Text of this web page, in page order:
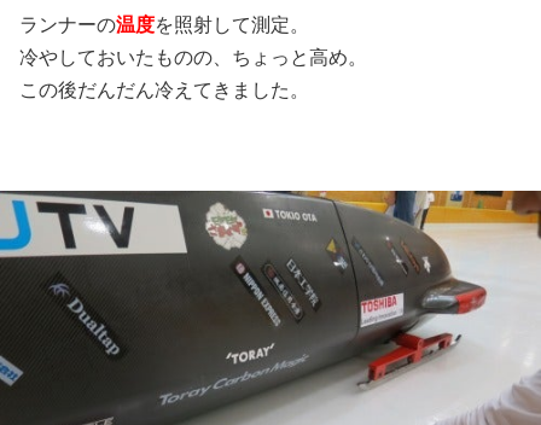
ランナーの温度を照射して測定。
冷やしておいたものの、ちょっと高め。
この後だんだん冷えてきました。